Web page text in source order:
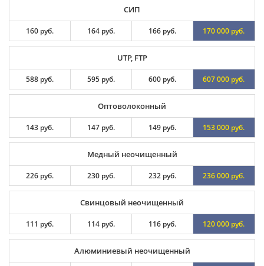
СИП
160 руб. 164 руб. 166 руб. 170 000 руб.
UTP, FTP
588 руб. 595 руб. 600 руб. 607 000 руб.
Оптоволоконный
143 руб. 147 руб. 149 руб. 153 000 руб.
Медный неочищенный
226 руб. 230 руб. 232 руб. 236 000 руб.
Свинцовый неочищенный
111 руб. 114 руб. 116 руб. 120 000 руб.
Алюминиевый неочищенный